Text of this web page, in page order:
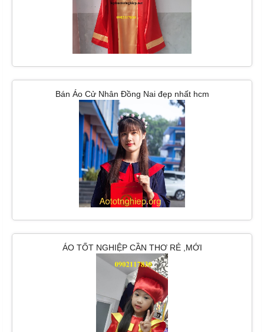
Bán Áo Cử Nhân Đồng Nai đẹp nhất hcm
ÁO TỐT NGHIỆP CẦN THƠ RẺ ,MỚI